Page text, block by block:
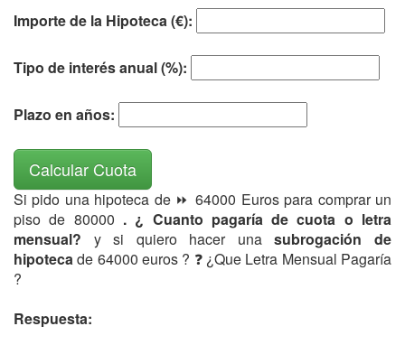
Importe de la Hipoteca (€):
Tipo de interés anual (%):
Plazo en años:
Calcular Cuota
Si pido una hipoteca de ⏩ 64000 Euros para comprar un
piso de 80000 . ¿ Cuanto pagaría de cuota o letra
mensual? y si quiero hacer unasubrogación de
hipotecade 64000 euros ? ❓ ¿Que Letra Mensual Pagaría
?
Respuesta: